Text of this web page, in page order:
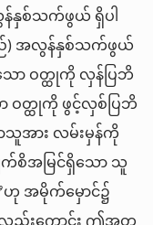
နှစ်သက်ဖွယ် ရှိပါ
ည်) အလွန်နှစ်သက်ဖွယ်
ော ဝတ္ထုကို လှန်ပြဘိ
ဝတ္ထုကို ဖွင့်လှစ်ပြဘိ
အား လမ်းမှန်ကို
က်စိအမြင်ရှိသော သူ
အမိုက်မှောင်၌